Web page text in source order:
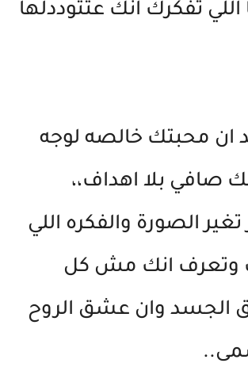
اللي تفكرك انك عتتوددلها
ان محبتك خالصه لوجه
صافي بلا اهداف،،
الصورة والفكره اللي
وتعرف انك مش كل
وان عشق الروح